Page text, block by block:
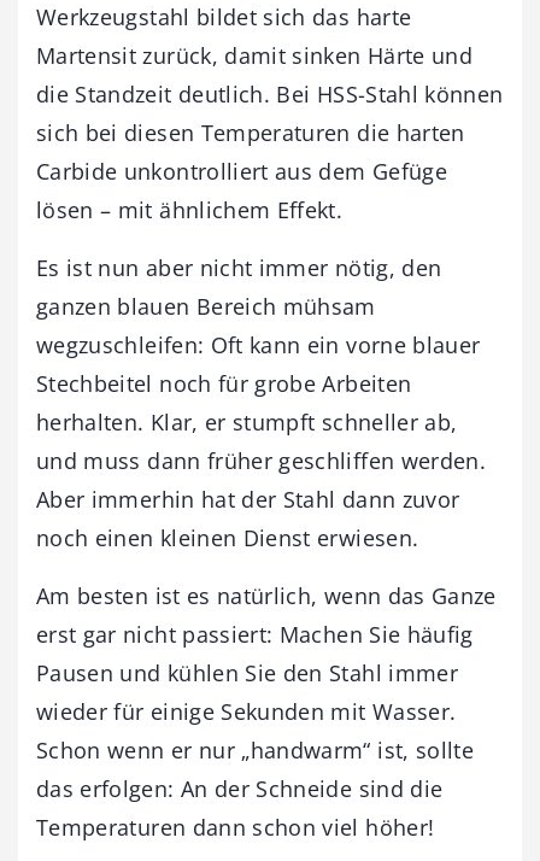
Werkzeugstahl bildet sich das harte
Martensit zurück, damit sinken Härte und
die Standzeit deutlich. Bei HSS-Stahl können
sich bei diesen Temperaturen die harten
Carbide unkontrolliert aus dem Gefüge
lösen – mit ähnlichem Effekt.
Es ist nun aber nicht immer nötig, den
ganzen blauen Bereich mühsam
wegzuschleifen: Oft kann ein vorne blauer
Stechbeitel noch für grobe Arbeiten
herhalten. Klar, er stumpft schneller ab,
und muss dann früher geschliffen werden.
Aber immerhin hat der Stahl dann zuvor
noch einen kleinen Dienst erwiesen.
Am besten ist es natürlich, wenn das Ganze
erst gar nicht passiert: Machen Sie häufig
Pausen und kühlen Sie den Stahl immer
wieder für einige Sekunden mit Wasser.
Schon wenn er nur „handwarm“ ist, sollte
das erfolgen: An der Schneide sind die
Temperaturen dann schon viel höher!